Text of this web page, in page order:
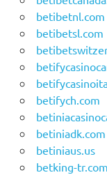
betibetnl.com
betibetsl.com
betifych.com
betiniadk.com
betiniaus.us
betking-tr.com